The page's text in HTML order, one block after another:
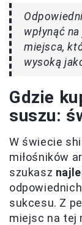
wpłynąć
miejsca,
wysoką
Gdzie
suszu:
W świecie
miłośników
szukasz
sukcesu. Z
miejsc na tej